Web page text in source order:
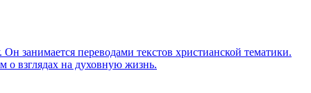
занимается переводами текстов христианской тематики.
о взглядах на духовную жизнь.